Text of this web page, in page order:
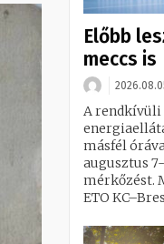
Előbb
meccs is
A
másfél
augusztus
mérkőzést.
ETO